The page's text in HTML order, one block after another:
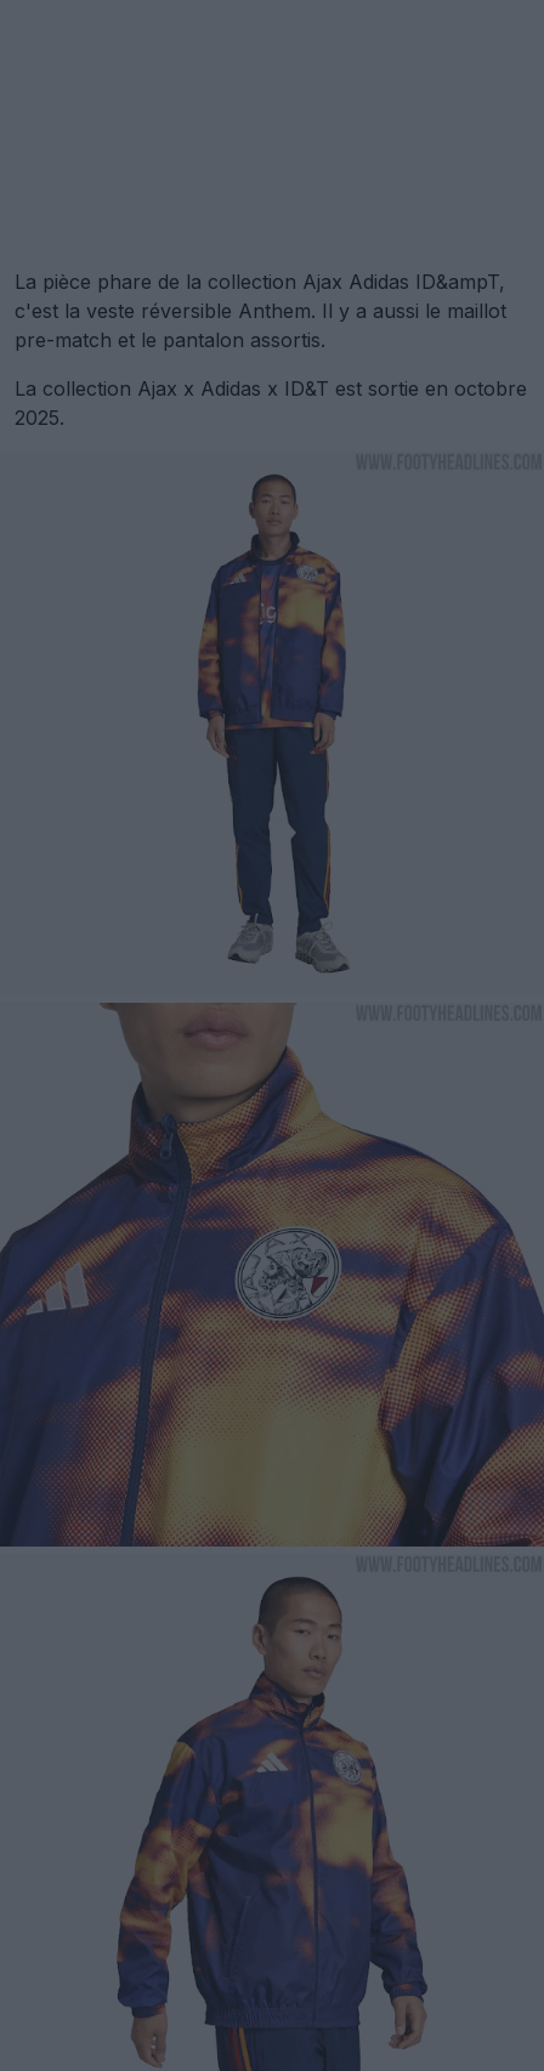
La pièce phare de la collection Ajax Adidas ID&ampT,
c'est la veste réversible Anthem. Il y a aussi le maillot
pre-match et le pantalon assortis.
La collection Ajax x Adidas x ID&T est sortie en octobre
2025.